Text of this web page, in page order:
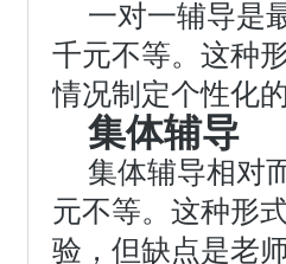
一对一辅导是
千元不等。这种
情况制定个性化
集体辅导
集体辅导相对
元不等。这种形
验，但缺点是老